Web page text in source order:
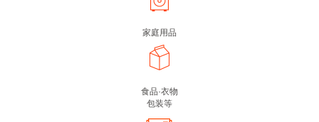
家庭用品
食品·衣物
包装等